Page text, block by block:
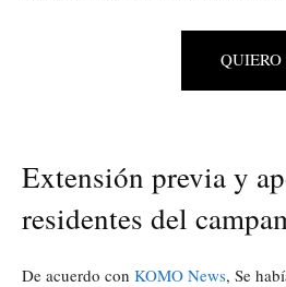
Extensión previa y
residentes del
De acuerdo con KOMO News, Se